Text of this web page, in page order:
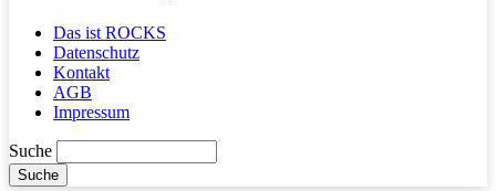
Das ist ROCKS
Datenschutz
Kontakt
AGB
Impressum
Suche